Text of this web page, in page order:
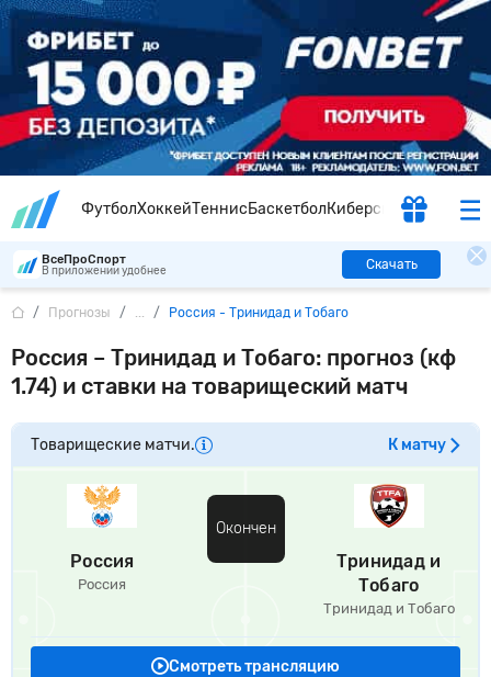
ФутболХоккейТеннисБаскетболКиберспорт
ВсеПроСпорт
В приложении удобнее Скачать
Россия – Тринидад и Тобаго: прогноз (кф
1.74) и ставки на товарищеский матч
Прогнозы ... Россия - Тринидад и Тобаго
Товарищеские матчи. К матчу
Россия
Россия
Окончен
Тринидад и
Тобаго
Тринидад и Тобаго
Смотреть трансляцию